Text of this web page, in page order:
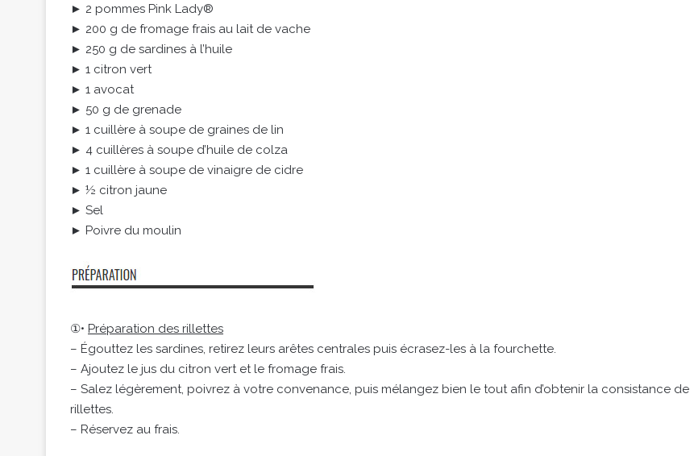
► 2 pommes Pink Lady®
► 200 g de fromage frais au lait de vache
► 250 g de sardines à l’huile
► 1 citron vert
► 1 avocat
► 50 g de grenade
► 1 cuillère à soupe de graines de lin
► 4 cuillères à soupe d’huile de colza
► 1 cuillère à soupe de vinaigre de cidre
► ½ citron jaune
► Sel
► Poivre du moulin
①• Préparation des rillettes
– Égouttez les sardines, retirez leurs arêtes centrales puis écrasez-les à la fourchette.
– Ajoutez le jus du citron vert et le fromage frais.
– Salez légèrement, poivrez à votre convenance, puis mélangez bien le tout afin d’obtenir la consistance de
rillettes.
– Réservez au frais.